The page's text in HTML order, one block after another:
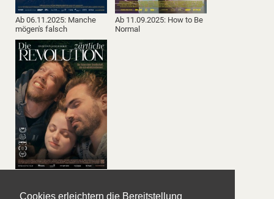
Cookies erleichtern die Bereitstellung
Ab 06.11.2025: Manche
mögen's falsch
Ab 11.09.2025: How to Be
Normal